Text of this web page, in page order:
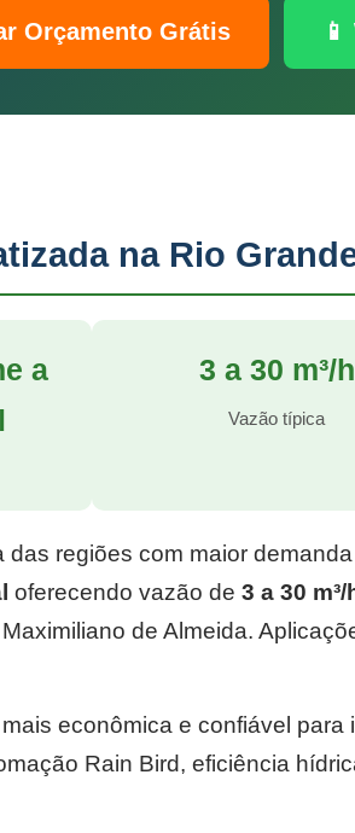
Orçamento Grátis
na Rio
a
3 a 30 m³/h
Vazão típica
das regiões com maior
oferecendo vazão de 3 a 30 m³/
de Almeida.
econômica e confiável
Rain Bird, eficiência